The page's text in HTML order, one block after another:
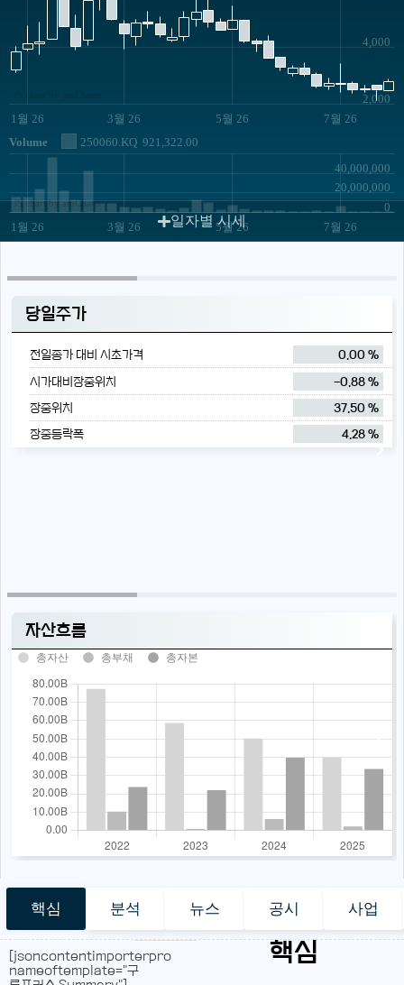
1월 26 3월 26 5월 26 7월 26
2,000
4,000
Volume 250060.KQ 921,322.00
1월 26 3월 26 5월 26 7월 26
0
20,000,000
40,000,000
JS chart by amCharts
일자별 시세
당일주가
전일종가 대비 시초가격
0.00 %
시가대비장중위치
-0.88 %
장중위치
37.50 %
장중등락폭
4.28 %
자산흐름
총자산 총부채 총자본
핵심 분석 뉴스 공시 사업
핵심
[jsoncontentimporterpro
nameoftemplate="구